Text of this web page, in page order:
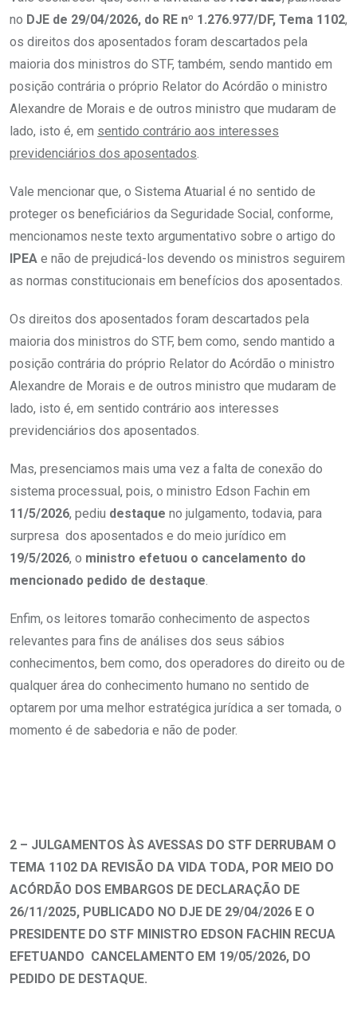
no DJE de 29/04/2026, do RE nº 1.276.977/DF, Tema 1102,
os direitos dos aposentados foram descartados pela
maioria dos ministros do STF, também, sendo mantido em
posição contrária o próprio Relator do Acórdão o ministro
Alexandre de Morais e de outros ministro que mudaram de
lado, isto é, em sentido contrário aos interesses
previdenciários dos aposentados.
Vale mencionar que, o Sistema Atuarial é no sentido de
proteger os beneficiários da Seguridade Social, conforme,
mencionamos neste texto argumentativo sobre o artigo do
IPEA e não de prejudicá-los devendo os ministros seguirem
as normas constitucionais em benefícios dos aposentados.
Os direitos dos aposentados foram descartados pela
maioria dos ministros do STF, bem como, sendo mantido a
posição contrária do próprio Relator do Acórdão o ministro
Alexandre de Morais e de outros ministro que mudaram de
lado, isto é, em sentido contrário aos interesses
previdenciários dos aposentados.
Mas, presenciamos mais uma vez a falta de conexão do
sistema processual, pois, o ministro Edson Fachin em
11/5/2026, pediu destaque no julgamento, todavia, para
surpresa dos aposentados e do meio jurídico em
19/5/2026, o ministro efetuou o cancelamento do
mencionado pedido de destaque.
Enfim, os leitores tomarão conhecimento de aspectos
relevantes para fins de análises dos seus sábios
conhecimentos, bem como, dos operadores do direito ou de
qualquer área do conhecimento humano no sentido de
optarem por uma melhor estratégica jurídica a ser tomada, o
momento é de sabedoria e não de poder.
2 – JULGAMENTOS ÀS AVESSAS DO STF DERRUBAM O
TEMA 1102 DA REVISÃO DA VIDA TODA, POR MEIO DO
ACÓRDÃO DOS EMBARGOS DE DECLARAÇÃO DE
26/11/2025, PUBLICADO NO DJE DE 29/04/2026 E O
PRESIDENTE DO STF MINISTRO EDSON FACHIN RECUA
EFETUANDO CANCELAMENTO EM 19/05/2026, DO
PEDIDO DE DESTAQUE.